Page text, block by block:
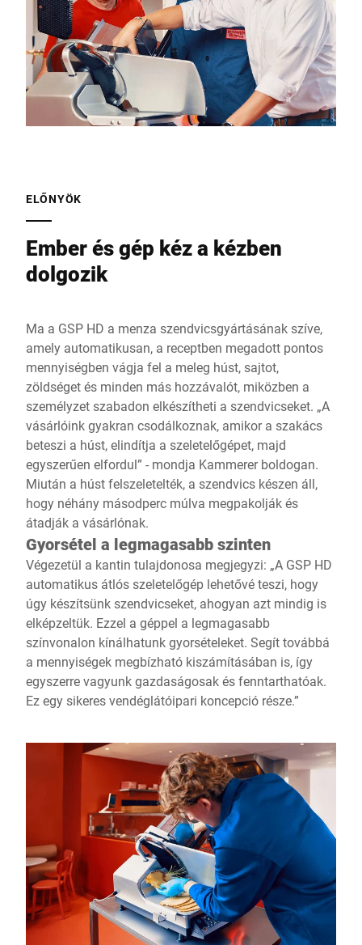
ELŐNYÖK
Ember és gép kéz a kézben
dolgozik
Ma a GSP HD a menza szendvicsgyártásának szíve,
amely automatikusan, a receptben megadott pontos
mennyiségben vágja fel a meleg húst, sajtot,
zöldséget és minden más hozzávalót, miközben a
személyzet szabadon elkészítheti a szendvicseket. „A
vásárlóink gyakran csodálkoznak, amikor a szakács
beteszi a húst, elindítja a szeletelőgépet, majd
egyszerűen elfordul” - mondja Kammerer boldogan.
Miután a húst felszeletelték, a szendvics készen áll,
hogy néhány másodperc múlva megpakolják és
átadják a vásárlónak.
Gyorsétel a legmagasabb szinten
Végezetül a kantin tulajdonosa megjegyzi: „A GSP HD
automatikus átlós szeletelőgép lehetővé teszi, hogy
úgy készítsünk szendvicseket, ahogyan azt mindig is
elképzeltük. Ezzel a géppel a legmagasabb
színvonalon kínálhatunk gyorsételeket. Segít továbbá
a mennyiségek megbízható kiszámításában is, így
egyszerre vagyunk gazdaságosak és fenntarthatóak.
Ez egy sikeres vendéglátóipari koncepció része.”